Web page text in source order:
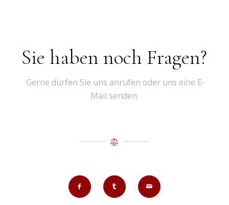
Sie haben noch Fragen?
Gerne dürfen Sie uns anrufen oder uns eine E-
Mail senden.